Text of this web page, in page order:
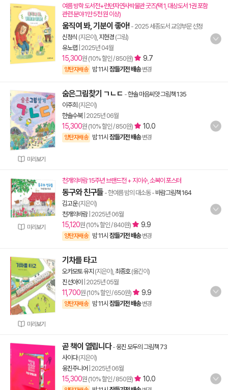
여름 방학 도서전+런던자연사박물관 굿즈(택 1, 대상도서 1권 포함
관련 분야 1만 5천 원 이상)
움직여 봐, 기분이 좋아! - 2025 세종도서 교양부문 선정
신정식 (지은이), 지현경 (그림)
유노랩 2025년 04월
15,300원 (10% 할인 / 850원) 9.7
양탄자배송 밤 11시 잠들기전 배송 변경
미리보기
숨은그림찾기 ㄱㄴㄷ -한솔 마음씨앗 그림책 135
이주희 (지은이)
한솔수북| 2025년 06월
15,300원 (10% 할인 / 850원) 10.0
양탄자배송 밤 11시 잠들기전 배송 변경
미리보기
천개의바람 15주년 브랜드전 + 지이수, 소복이 포스터
동구와 친구들 - 한여름 밤의 대소동- 바람그림책 164
김고운(지은이)
천개의바람| 2025년 06월
15,120원 (10% 할인 / 840원) 9.9
양탄자배송 밤 11시 잠들기전 배송 변경
미리보기
기차를 타고
오카모토 유지 (지은이), 최종호(옮긴이)
진선아이
2025년 05월
11,700원 (10% 할인 / 650원) 9.9
양탄자배송 밤 11시 잠들기전 배송 변경
곧 책이 열립니다-웅진 모두의 그림책 73
사이다(지은이)
웅진주니어 2025년 06월
15,300원 (10% 할인 / 850원) 10.0